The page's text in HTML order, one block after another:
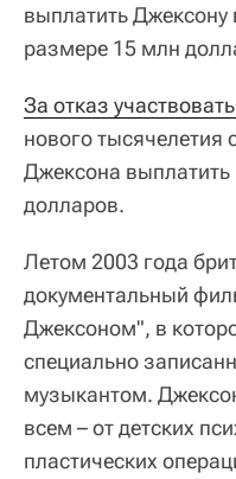
выплатить
размере 15 млн
За отказ
нового тысячелетия
Джексона
долларов.
Летом 2003 года
документальный
Джексоном", в
специально
музыкантом.
всем – от детских
пластических